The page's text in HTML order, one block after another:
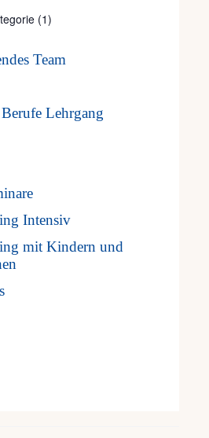
(1)
Team
Lehrgang
Intensiv
mit Kindern und
1140
– Intensiv
2026-